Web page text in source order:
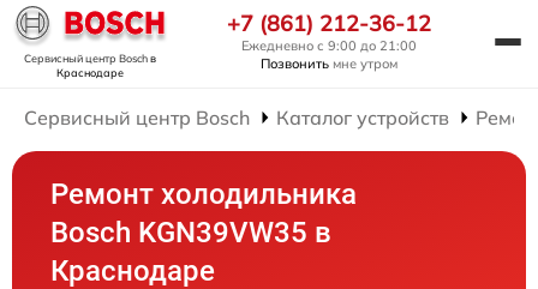
Сервисный центр Boschв
Краснодаре
+7 (861) 212-36-12
Ежедневно с 9:00 до 21:00
Позвонить мне утром
Сервисный центр Bosch Каталог устройств
Ремонт холодильника
Bosch KGN39VW35 в
Краснодаре